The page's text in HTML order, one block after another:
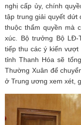
nghị cấp ủy, chính
tập trung giải quyết dứt
thuộc thẩm quyền mà
xúc. Bộ trưởng Bộ LĐ-
tiếp thu các ý kiến
tỉnh Thanh Hóa sẽ
Thường Xuân để
ở Trung ương xem xét,